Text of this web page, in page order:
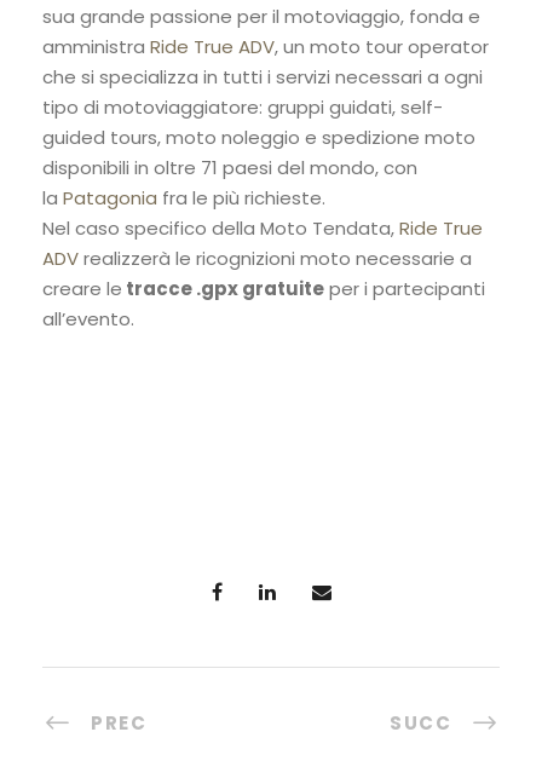
sua grande passione per il motoviaggio, fonda e
amministra Ride True ADV, un moto tour operator
che si specializza in tutti i servizi necessari a ogni
tipo di motoviaggiatore: gruppi guidati, self-
guided tours, moto noleggio e spedizione moto
disponibili in oltre 71 paesi del mondo, con
la Patagonia fra le più richieste.
Nel caso specifico della Moto Tendata,Ride True
ADVrealizzerà le ricognizioni moto necessarie a
creare le tracce .gpx gratuiteper i partecipanti
all’evento.
PREC SUCC